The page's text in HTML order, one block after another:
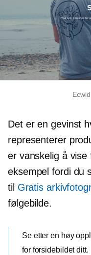
Det er en gevinst
representerer
er vanskelig å
eksempel fordi du
til Gratis
følgebilde.
Se etter en høy
for forsidebildet ditt.